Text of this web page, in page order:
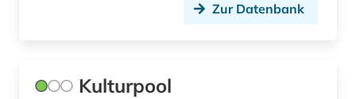
Zur Datenbank
Kulturpool